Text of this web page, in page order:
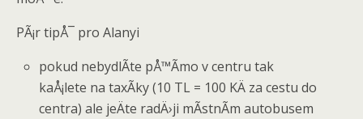
PÃ¡r tipÅ¯ pro Alanyi
pokud nebydlÃ­te pÅ™Ã­mo v centru tak
kaÅ¡lete na taxÃ­ky (10 TL = 100 KÄ za cestu do
centra) ale jeÄte radÄ›ji mÃ­stnÃ­m autobusem